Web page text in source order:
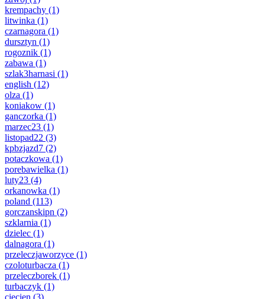
krempachy (1)
litwinka (1)
czarnagora (1)
dursztyn (1)
rogoznik (1)
zabawa (1)
szlak3harnasi (1)
english (12)
olza (1)
koniakow (1)
ganczorka (1)
marzec23 (1)
listopad22 (3)
kpbzjazd7 (2)
potaczkowa (1)
porebawielka (1)
luty23 (4)
orkanowka (1)
poland (113)
gorczanskipn (2)
szklarnia (1)
dzielec (1)
dalnagora (1)
przeleczjaworzyce (1)
czoloturbacza (1)
przeleczborek (1)
turbaczyk (1)